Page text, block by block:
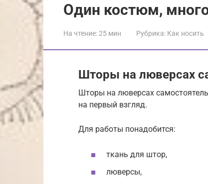
Один костюм,
На чтение:25 мин Рубрика: Как носить
Шторы на люверсах
Шторы на люверсах
на первый взгляд.
Для работы понадобится:
ткань для штор,
люверсы,